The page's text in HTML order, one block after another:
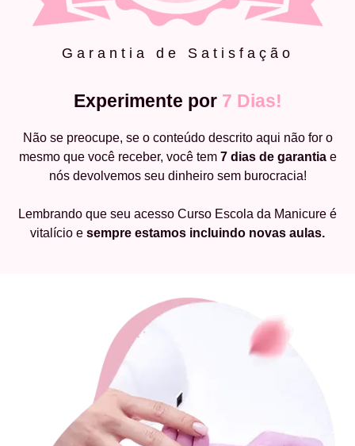
Garantia de Satisfação
Experimente por 7 Dias!
Não se preocupe, se o conteúdo descrito aqui não for o
mesmo que você receber, você tem 7 dias de garantiae
nós devolvemos seu dinheiro sem burocracia!
Lembrando que seu acesso Curso Escola da Manicure é
vitalício e sempre estamos incluindo novas aulas.